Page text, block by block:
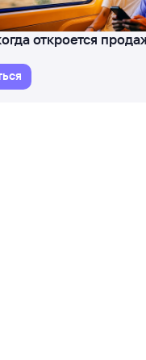
откроется